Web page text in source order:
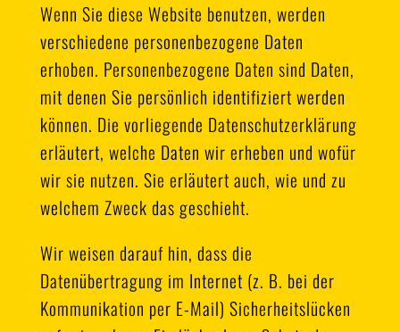
Wenn Sie diese Website benutzen, werden
verschiedene personenbezogene Daten
erhoben. Personenbezogene Daten sind Daten,
mit denen Sie persönlich identifiziert werden
können. Die vorliegende Datenschutzerklärung
erläutert, welche Daten wir erheben und wofür
wir sie nutzen. Sie erläutert auch, wie und zu
welchem Zweck das geschieht.
Wir weisen darauf hin, dass die
Datenübertragung im Internet (z. B. bei der
Kommunikation per E-Mail) Sicherheitslücken